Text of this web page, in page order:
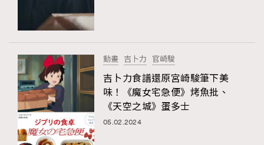
動畫 吉卜力 官崎駿
吉卜力食譜還原宮崎駿筆下美
味！《魔女宅急便》烤魚批、
《天空之城》蛋多士
05.02.2024